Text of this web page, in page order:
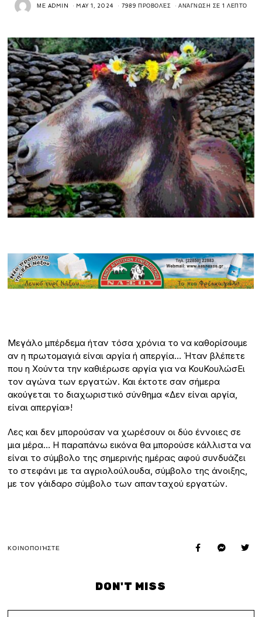
ΜΕ ADMIN MAY 1, 2024 7989 ΠΡΟΒΟΛΈΣ ΑΝΆΓΝΩΣΗ ΣΕ 1 ΛΕΠΤΌ
Μεγάλο μπέρδεμα ήταν τόσα χρόνια το να καθορίσουμε
αν η πρωτομαγιά είναι αργία ή απεργία… Ήταν βλέπετε
που η Χούντα την καθιέρωσε αργία για να ΚουΚουλώσΕι
τον αγώνα των εργατών. Και έκτοτε σαν σήμερα
ακούγεται το διαχωριστικό σύνθημα «Δεν είναι αργία,
είναι απεργία»!
Λες και δεν μπορούσαν να χωρέσουν οι δύο έννοιες σε
μια μέρα… Η παραπάνω εικόνα θα μπορούσε κάλλιστα να
είναι το σύμβολο της σημερινής ημέρας αφού συνδυάζει
το στεφάνι με τα αγριολούλουδα, σύμβολο της άνοιξης,
με τον γάιδαρο σύμβολο των απανταχού εργατών.
ΚΟΙΝΟΠΟΙΉΣΤΕ
DON'T MISS